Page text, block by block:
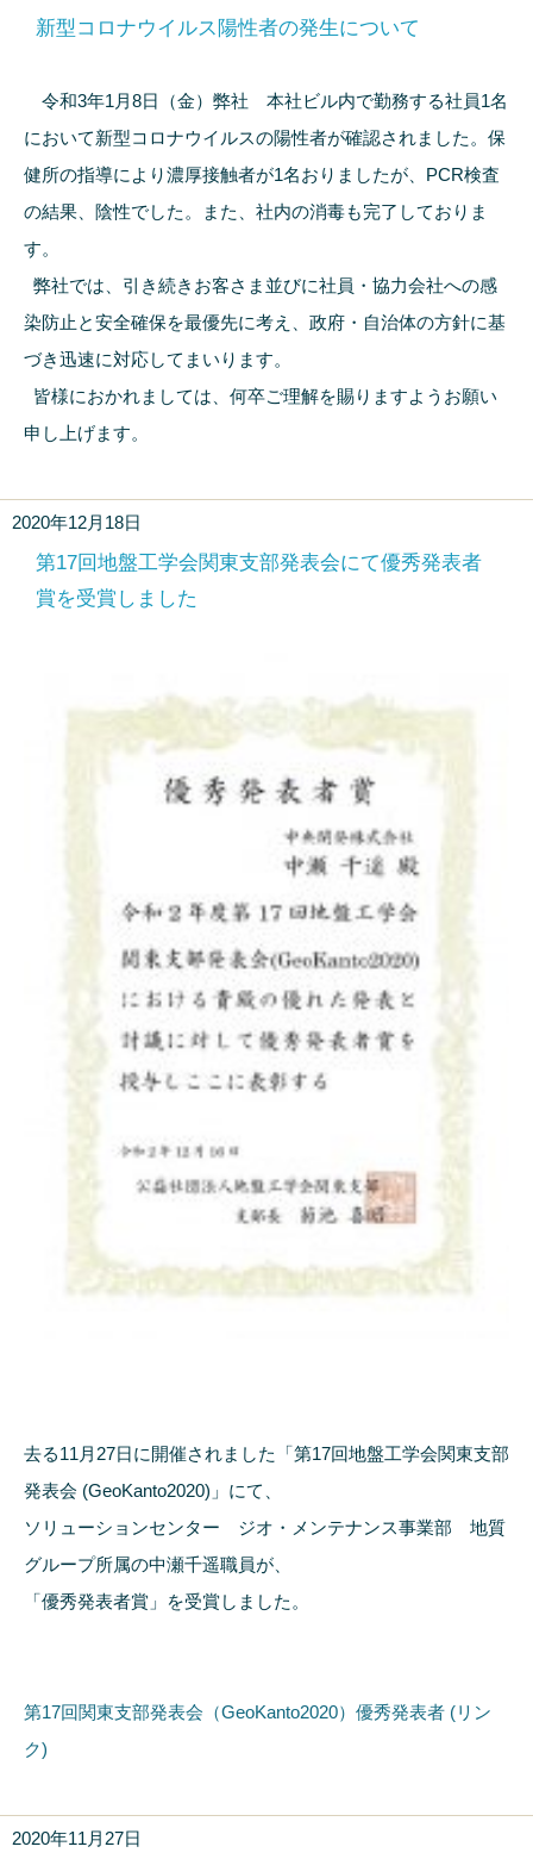
新型コロナウイルス陽性者の発生について
令和3年1月8日（金）弊社 本社ビル内で勤務する社員1名
において新型コロナウイルスの陽性者が確認されました。保
健所の指導により濃厚接触者が1名おりましたが、PCR検査
の結果、陰性でした。また、社内の消毒も完了しておりま
す。
弊社では、引き続きお客さま並びに社員・協力会社への感
染防止と安全確保を最優先に考え、政府・自治体の方針に基
づき迅速に対応してまいります。
皆様におかれましては、何卒ご理解を賜りますようお願い
申し上げます。
2020年12月18日
第17回地盤工学会関東支部発表会にて優秀発表者
賞を受賞しました
去る11月27日に開催されました「第17回地盤工学会関東支部
発表会 (GeoKanto2020)」にて、
ソリューションセンター ジオ・メンテナンス事業部 地質
グループ所属の中瀬千遥職員が、
「優秀発表者賞」を受賞しました。
第17回関東支部発表会（GeoKanto2020）優秀発表者 (リン
ク)
2020年11月27日